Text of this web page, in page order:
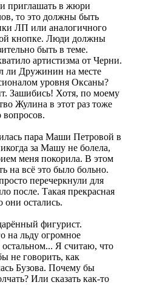
приглашать в жюри
то это должны быть
ЛП или аналогичного
кнопке. Люди должны
быть в теме.
артистизма от Черни.
ли Дружинин на месте
уровня Оксаны?
Зашибись! Хотя, по моему
Жулина в этот раз тоже
пара Маши Петровой в
за Машу не болела,
меня покорила. В этом
на всё это было больно.
перечеркнули для
после. Такая прекрасная
они остались.
фигурист.
на льду огромное
остальном... Я считаю, что
не говорить, как
Бузова. Почему бы
Или сказать как-то